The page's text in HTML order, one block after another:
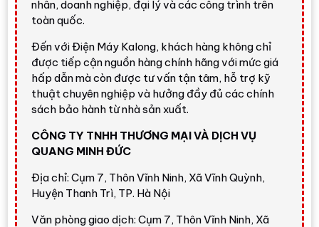
ngang có công nghệ chăm sóc quần áo tốt hơn
nhưng vẫn dễ tiếp cận trong phân khúc
UltimateCare 300.
Điểm cần cân nhắc
Model này là máy giặt cửa ngang, không phải máy
giặt sấy. Nếu gia đình cần sấy khô quần áo trong
mùa nồm ẩm hoặc ít không gian phơi, nên tham khảo
thêm nhóm máy giặt sấy tại
1200 vòng/phút , thấp hơn một số mẫu cao cấp có
tốc độ 1400 vòng/phút.
nhân, doanh nghiệp, đại lý và các công trình trên
toàn quốc.
Đến với Điện Máy Kalong, khách hàng không chỉ
được tiếp cận nguồn hàng chính hãng với mức giá
hấp dẫn mà còn được tư vấn tận tâm, hỗ trợ kỹ
thuật chuyên nghiệp và hưởng đầy đủ các chính
sách bảo hành từ nhà sản xuất.
CÔNG TY TNHH THƯƠNG MẠI VÀ DỊCH VỤ
QUANG MINH ĐỨC
Địa chỉ: Cụm 7, Thôn Vĩnh Ninh, Xã Vĩnh Quỳnh,
Huyện Thanh Trì, TP. Hà Nội
Văn phòng giao dịch: Cụm 7, Thôn Vĩnh Ninh, Xã